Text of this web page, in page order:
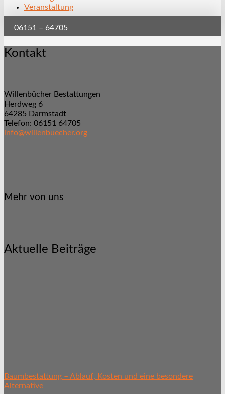
Veranstaltung
06151 – 64705
Kontakt
Willenbücher Bestattungen
Herdweg 6
64285 Darmstadt
Telefon: 06151 64705
info@willenbuecher.org
Mehr von uns
Aktuelle Beiträge
Baumbestattung – Ablauf, Kosten und eine besondere
Alternative